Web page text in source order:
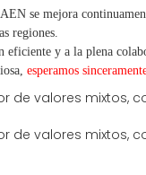
se mejora
regiones.
eficiente y a la plena
esperamos